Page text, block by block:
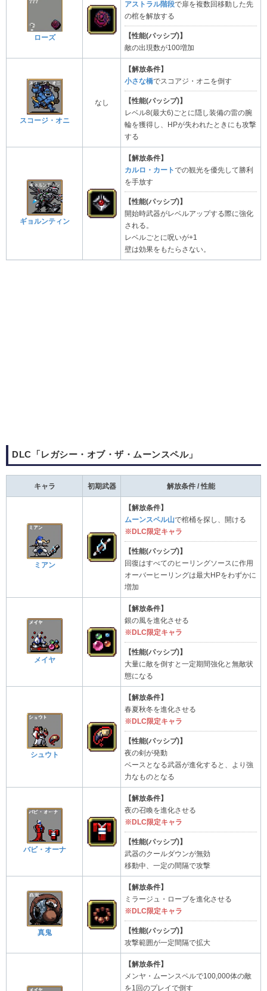
ローズ
アストラル階段で扉を複数回移動した先
の棺を解放する
【性能(パッシブ)】
敵の出現数が100増加
スコージ・オニ
なし
【解放条件】
小さな橋でスコアジ・オニを倒す
【性能(パッシブ)】
レベル8(最大6)ごとに隠し装備の雷の腕
輪を獲得し、HPが失われたときにも攻撃
する
ギョルンティン
【解放条件】
カルロ・カートでの観光を優先して勝利
を手放す
【性能(パッシブ)】
開始時武器がレベルアップする際に強化
される。
レベルごとに呪いが+1
壁は効果をもたらさない。
DLC「レガシー・オブ・ザ・ムーンスペル」
キャラ 初期武器 解放条件 / 性能
ミアン
【解放条件】
ムーンスペル山で棺桶を探し、開ける
※DLC限定キャラ
【性能(パッシブ)】
回復はすべてのヒーリングソースに作用
オーバーヒーリングは最大HPをわずかに
増加
メイヤ
【解放条件】
銀の風を進化させる
※DLC限定キャラ
【性能(パッシブ)】
大量に敵を倒すと一定期間強化と無敵状
態になる
シュウト
【解放条件】
春夏秋冬を進化させる
※DLC限定キャラ
【性能(パッシブ)】
夜の剣が発動
ベースとなる武器が進化すると、より強
力なものとなる
バビ・オーナ
【解放条件】
夜の召喚を進化させる
※DLC限定キャラ
【性能(パッシブ)】
武器のクールダウンが無効
移動中、一定の間隔で攻撃
真鬼
【解放条件】
ミラージュ・ローブを進化させる
※DLC限定キャラ
【性能(パッシブ)】
攻撃範囲が一定間隔で拡大
【解放条件】
メンヤ・ムーンスペルで100,000体の敵
を1回のプレイで倒す